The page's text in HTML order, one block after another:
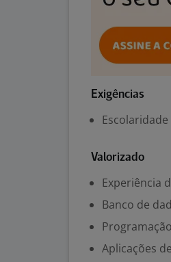
Exigências
Valorizado
Experiência
Banco de
Aplicações